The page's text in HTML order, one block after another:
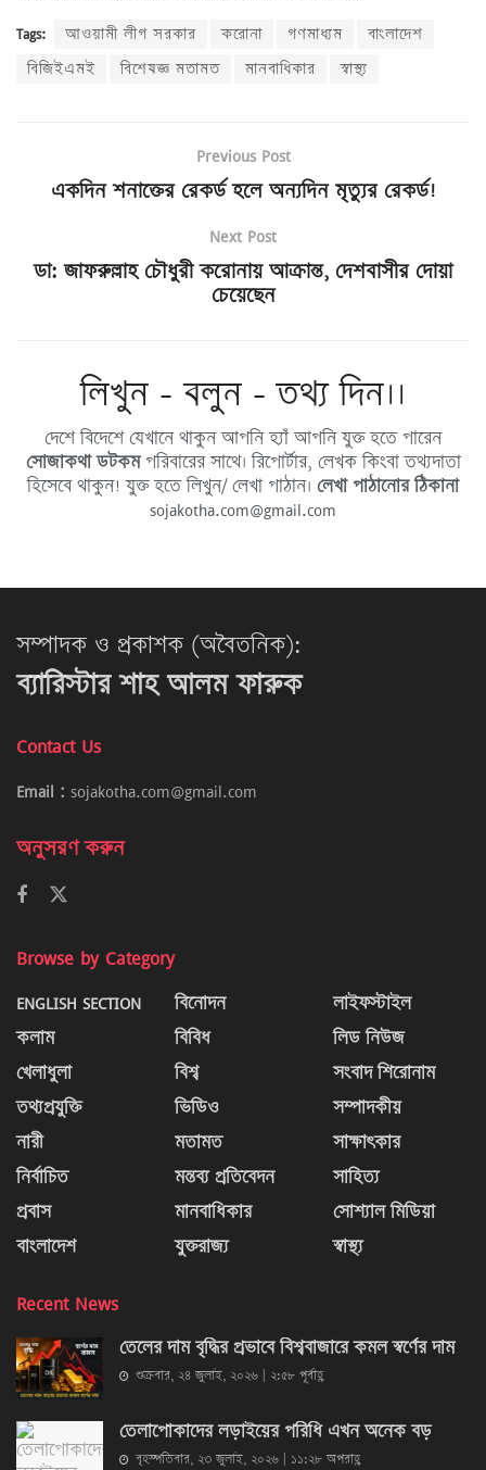
Tags: আওয়ামী লীগ সরকার করোনা গণমাধ্যম
বাংলাদেশ
বিজিইএমই
বিশেষজ্ঞ মতামত মানবাধিকার স্বাস্থ্য
Previous Post
একদিন শনাক্তের রেকর্ড হলে অন্যদিন মৃত্যুর রেকর্ড!
Next Post
ডা: জাফরুল্লাহ চৌধুরী করোনায় আক্রান্ত, দেশবাসীর দোয়া
চেয়েছেন
লিখুন - বলুন - তথ্য দিন।।
দেশে বিদেশে যেখানে থাকুন আপনি হ্যাঁ আপনি যুক্ত হতে পারেন
সোজাকথা ডটকমপরিবারের সাথে। রিপোর্টার, লেখক কিংবা তথ্যদাতা
হিসেবে থাকুন! যুক্ত হতে লিখুন/ লেখা পাঠান। লেখা পাঠানোর ঠিকানা
sojakotha.com@gmail.com
সম্পাদক ও প্রকাশক (অবৈতনিক):
ব্যারিস্টার শাহ আলম ফারুক
Contact Us
Email : sojakotha.com@gmail.com
অনুসরণ করুন
Browse by Category
ENGLISH SECTION
কলাম
খেলাধুলা
তথ্যপ্রযুক্তি
নারী
নির্বাচিত
প্রবাস
বাংলাদেশ
বিনোদন
বিবিধ
বিশ্ব
ভিডিও
মতামত
মন্তব্য প্রতিবেদন
মানবাধিকার
যুক্তরাজ্য
লাইফস্টাইল
লিড নিউজ
সংবাদ শিরোনাম
সম্পাদকীয়
সাক্ষাৎকার
সাহিত্য
সোশ্যাল মিডিয়া
স্বাস্থ্য
Recent News
তেলের দাম বৃদ্ধির প্রভাবে বিশ্ববাজারে কমল স্বর্ণের দাম
শুক্রবার, ২৪ জুলাই, ২০২৬ | ২:৫৮ পূর্বাহ্ণ
তেলাপোকাদের লড়াইয়ের পরিধি এখন অনেক বড়
বৃহস্পতিবার, ২৩ জুলাই, ২০২৬ | ১১:২৮ অপরাহ্ণ